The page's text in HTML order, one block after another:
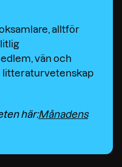
alltför
vän och
litteraturvetenskap
här:Månadens